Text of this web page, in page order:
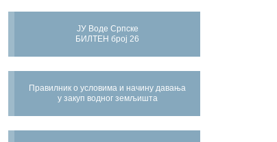
ЈУ Воде Српске
БИЛТЕН број 26
Правилник о условима и начину давања
у закуп водног земљишта